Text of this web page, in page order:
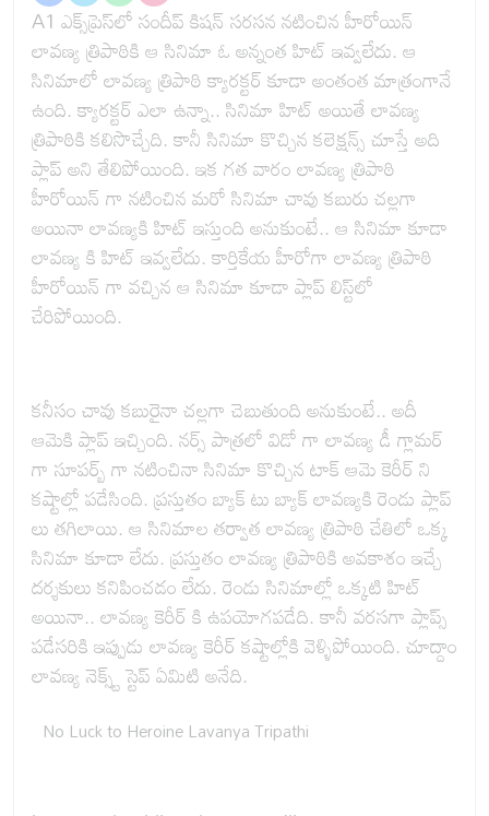
A1 ఎక్స్‌ప్రెస్‌లో సందీప్ కిషన్ సరసన నటించిన హీరోయిన్
లావణ్య త్రిపాఠికి ఆ సినిమా ఓ అన్నంత హిట్ ఇవ్వలేదు. ఆ
సినిమాలో లావణ్య త్రిపాఠి క్యారక్టర్ కూడా అంతంత మాత్రంగానే
ఉంది. క్యారక్టర్ ఎలా ఉన్నా.. సినిమా హిట్ అయితే లావణ్య
త్రిపాఠికి కలిసొచ్చేది. కానీ సినిమా కొచ్చిన కలెక్షన్స్ చూస్తే అది
ప్లాప్ అని తేలిపోయింది. ఇక గత వారం లావణ్య త్రిపాఠి
హీరోయిన్ గా నటించిన మరో సినిమా చావు కబురు చల్లగా
అయినా లావణ్యకి హిట్ ఇస్తుంది అనుకుంటే.. ఆ సినిమా కూడా
లావణ్య కి హిట్ ఇవ్వలేదు. కార్తికేయ హీరోగా లావణ్య త్రిపాఠి
హీరోయిన్ గా వచ్చిన ఆ సినిమా కూడా ప్లాప్ లిస్ట్‌లో
చేరిపోయింది.
కనీసం చావు కబురైనా చల్లగా చెబుతుంది అనుకుంటే.. అదీ
ఆమెకి ప్లాప్ ఇచ్చింది. నర్స్ పాత్రలో విడో గా లావణ్య డీ గ్లామర్
గా సూపర్బ్ గా నటించినా సినిమా కొచ్చిన టాక్ ఆమె కెరీర్ ని
కష్టాల్లో పడేసింది. ప్రస్తుతం బ్యాక్ టు బ్యాక్ లావణ్యకి రెండు ప్లాప్
లు తగిలాయి. ఆ సినిమాల తర్వాత లావణ్య త్రిపాఠి చేతిలో ఒక్క
సినిమా కూడా లేదు. ప్రస్తుతం లావణ్య త్రిపాఠికి అవకాశం ఇచ్చే
దర్శకులు కనిపించడం లేదు. రెండు సినిమాల్లో ఒక్కటి హిట్
అయినా.. లావణ్య కెరీర్ కి ఉపయోగపడేది. కానీ వరసగా ప్లాప్స్
పడేసరికి ఇప్పుడు లావణ్య కెరీర్ కష్టాల్లోకి వెళ్ళిపోయింది. చూద్దాం
లావణ్య నెక్స్ట్ స్టెప్ ఏమిటి అనేది.
No Luck to Heroine Lavanya Tripathi